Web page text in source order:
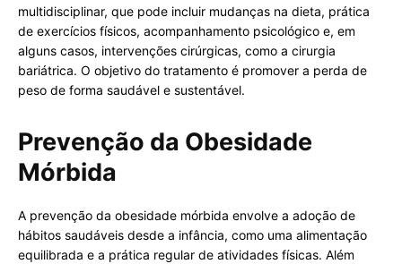
multidisciplinar, que pode incluir mudanças na dieta, prática
de exercícios físicos, acompanhamento psicológico e, em
alguns casos, intervenções cirúrgicas, como a cirurgia
bariátrica. O objetivo do tratamento é promover a perda de
peso de forma saudável e sustentável.
Prevenção da Obesidade
Mórbida
A prevenção da obesidade mórbida envolve a adoção de
hábitos saudáveis desde a infância, como uma alimentação
equilibrada e a prática regular de atividades físicas. Além